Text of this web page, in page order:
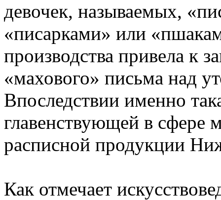
девочек, называемых,
«писарками» или
производства привела к
«махового» письма над
Впоследствии именно
главенствующей в сфере
расписной продукции
Как отмечает